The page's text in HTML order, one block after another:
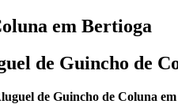
em Bertioga
de Guincho de
de Guincho de Coluna